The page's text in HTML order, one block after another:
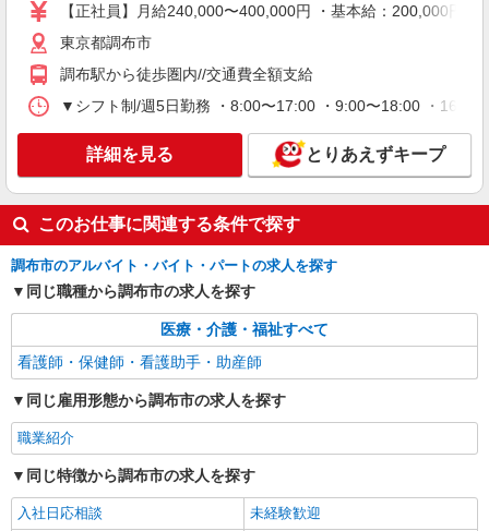
派遣社員
株式会社kotrio /●SW-H2-2024027
高収入を目指したい方必見！未経験でも日収
1.2万〜可！看護助手
時給1650円〜2312円 ＜日払い有/週払い有/交
通費全支給(ガソリン代含む)＞
東京都調布市
キープ
株式会社kotrio /●SW-H2-2023896
≪調布駅≫未経験・無資格から看護助手へ挑
戦！シフト相談OK♪
時給1650円〜2312円 ＜日払い有/週払い有/交
通費全支給(ガソリン代含む)＞
東京都調布市
キープ
派遣社員
【正社員】月給240,000〜400,000円 ・基本給：200,000円
東京都調布市
調布駅から徒歩圏内//交通費全額支給
▼シフト制/週5日勤務 ・8:00〜17:00 ・9:00〜18:00 ・
詳細を見る とりあえずキープ
このお仕事に関連する条件で探す
調布市のアルバイト・バイト・パートの求人を探す
同じ職種から調布市の求人を探す
医療・介護・福祉すべて
看護師・保健師・看護助手・助産師
同じ雇用形態から調布市の求人を探す
職業紹介
同じ特徴から調布市の求人を探す
入社日応相談
未経験歓迎